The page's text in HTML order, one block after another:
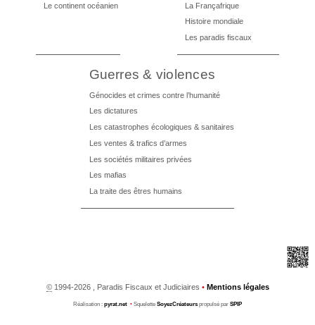
Le continent océanien
La Françafrique
Histoire mondiale
Les paradis fiscaux
Guerres & violences
Génocides et crimes contre l’humanité
Les dictatures
Les catastrophes écologiques & sanitaires
Les ventes & trafics d’armes
Les sociétés militaires privées
Les mafias
La traite des êtres humains
©1994-2026 , Paradis Fiscaux et Judiciaires • Mentions légales
Réalisation : pyrat.net • Squelette SoyezCréateurs propulsé par SPIP